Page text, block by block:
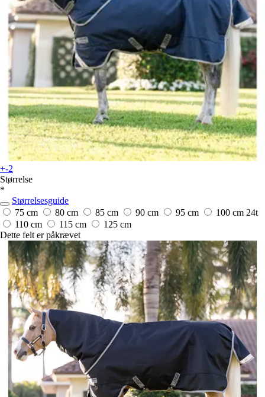
+-2
Størrelse
*
Størrelsesguide
75 cm
80 cm 85 cm 90 cm 95 cm 100 cm 24t
110 cm
115 cm
125 cm
Dette felt er påkrævet